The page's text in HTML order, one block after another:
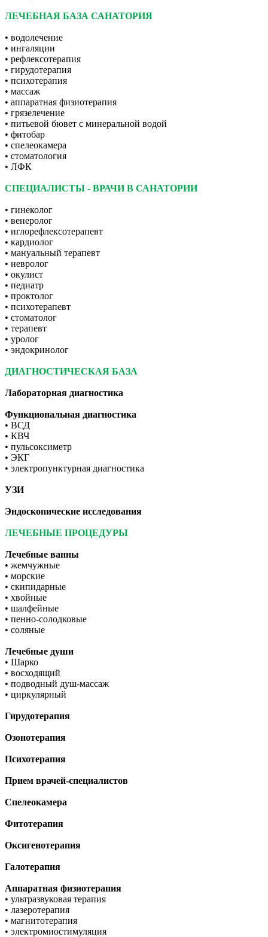
ЛЕЧЕБНАЯ БАЗА САНАТОРИЯ
• водолечение
• ингаляции
• рефлексотерапия
• гирудотерапия
• психотерапия
• массаж
• аппаратная физиотерапия
• грязелечение
• питьевой бювет с минеральной водой
• фитобар
• спелеокамера
• стоматология
• ЛФК
СПЕЦИАЛИСТЫ - ВРАЧИ В САНАТОРИИ
• гинеколог
• венеролог
• иглорефлексотерапевт
• кардиолог
• мануальный терапевт
• невролог
• окулист
• педиатр
• проктолог
• психотерапевт
• стоматолог
• терапевт
• уролог
• эндокринолог
ДИАГНОСТИЧЕСКАЯ БАЗА
Лабораторная диагностика
Функциональная диагностика
• ВСД
• КВЧ
• пульсоксиметр
• ЭКГ
• электропунктурная диагностика
УЗИ
Эндоскопические исследования
ЛЕЧЕБНЫЕ ПРОЦЕДУРЫ
Лечебные ванны
• жемчужные
• морские
• скипидарные
• хвойные
• шалфейные
• пенно-солодковые
• соляные
Лечебные души
• Шарко
• восходящий
• подводный душ-массаж
• циркулярный
Гирудотерапия
Озонотерапия
Психотерапия
Прием врачей-специалистов
Спелеокамера
Фитотерапия
Оксигенотерапия
Галотерапия
Аппаратная физиотерапия
• ультразвуковая терапия
• лазеротерапия
• магнитотерапия
• электромиостимуляция